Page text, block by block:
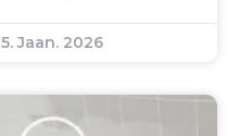
5. Jaan. 2026